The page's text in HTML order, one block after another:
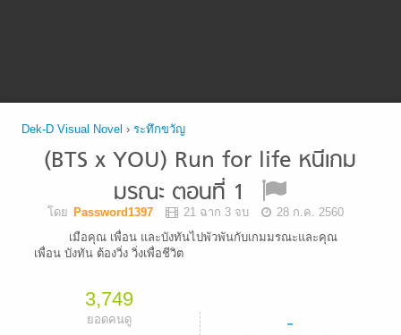
Dek-D Visual Novel › ระทึกขวัญ
(BTS x YOU) Run for life หนีเกม
มรณะ ตอนที่ 1
โดย Password1397 21 ฉาก 3 จบ
28 ก.ค. 2560
เมือคุณ เพื่อน และบังทันไปพัวพันกับเกมมรณะและคุณ
เพื่อน บังทัน ต้องวิ่ง วิ่งเพื่อชีวิต
3,749
ยอดคนดู -